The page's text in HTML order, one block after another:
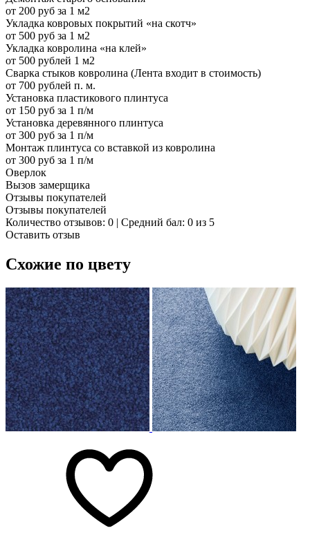
от 200 руб за 1 м2
Укладка ковровых покрытий «на скотч»
от 500 руб за 1 м2
Укладка ковролина «на клей»
от 500 рублей 1 м2
Сварка стыков ковролина (Лента входит в стоимость)
от 700 рублей п. м.
Установка пластикового плинтуса
от 150 руб за 1 п/м
Установка деревянного плинтуса
от 300 руб за 1 п/м
Монтаж плинтуса со вставкой из ковролина
от 300 руб за 1 п/м
Оверлок
Вызов замерщика
Отзывы покупателей
Отзывы покупателей
Количество отзывов: 0 | Средний бал: 0 из 5
Оставить отзыв
Схожие по цвету